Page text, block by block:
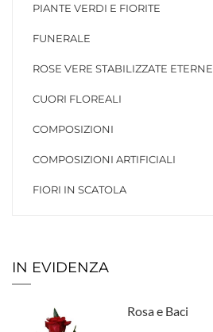
PIANTE VERDI E FIORITE
FUNERALE
ROSE VERE STABILIZZATE ETERNE
CUORI FLOREALI
COMPOSIZIONI
COMPOSIZIONI ARTIFICIALI
FIORI IN SCATOLA
IN EVIDENZA
Rosa e Baci